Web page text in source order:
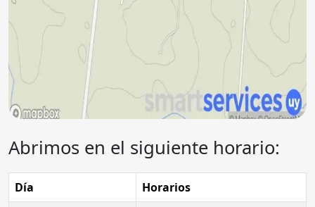
Abrimos en el siguiente horario:
Día
Horarios